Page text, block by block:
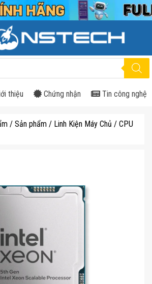
thiệu Chứng nhận Tin công nghệ
/ Sản phẩm / Linh Kiện Máy Chủ / CPU